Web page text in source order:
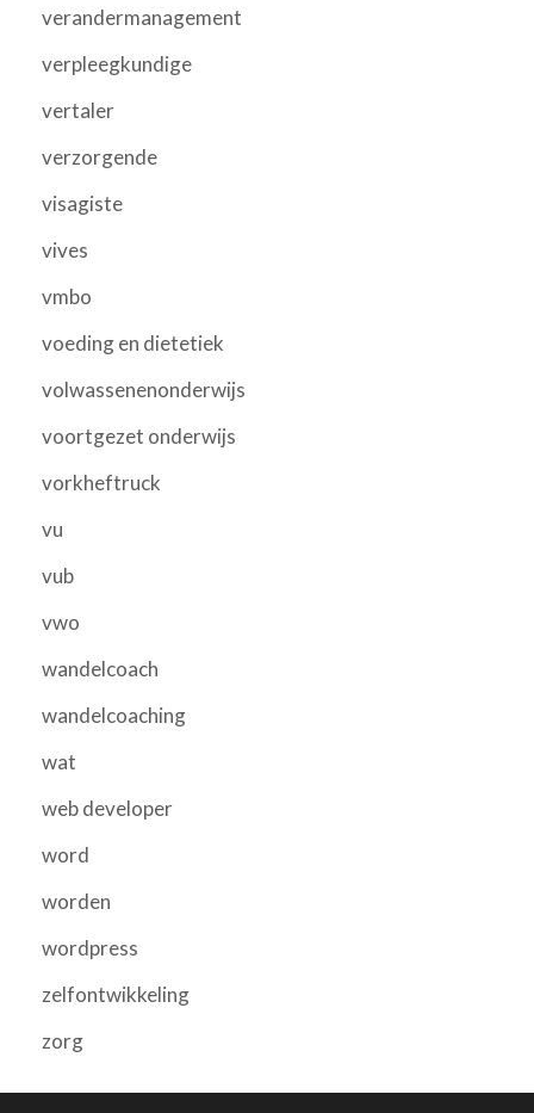
verandermanagement
verpleegkundige
vertaler
verzorgende
visagiste
vives
vmbo
voeding en dietetiek
volwassenenonderwijs
voortgezet onderwijs
vorkheftruck
vu
vub
vwo
wandelcoach
wandelcoaching
wat
web developer
word
worden
wordpress
zelfontwikkeling
zorg